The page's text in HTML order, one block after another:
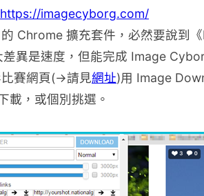
https://imagecyborg.com/
Chrome 擴充套件，必然要說到
異是速度，但能完成 Image
賽網頁(→請見網址)用 Image
載，或個別挑選。